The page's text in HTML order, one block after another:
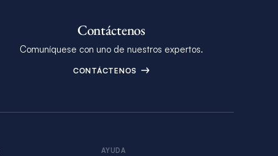
Contáctenos
Comuníquese con uno de nuestros expertos.
CONTÁCTENOS
AYUDA